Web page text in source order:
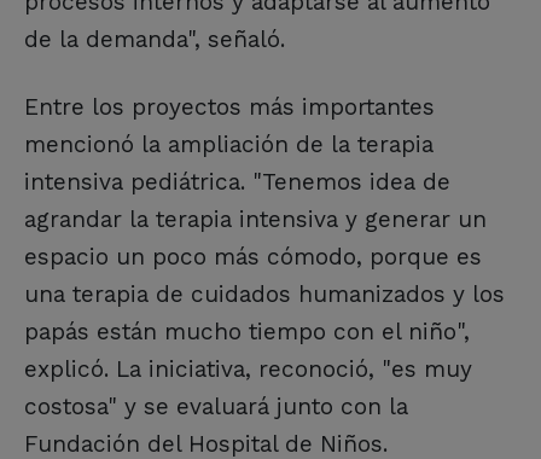
de la demanda", señaló.
Entre los proyectos más importantes
mencionó la ampliación de la terapia
intensiva pediátrica. "Tenemos idea de
agrandar la terapia intensiva y generar un
espacio un poco más cómodo, porque es
una terapia de cuidados humanizados y los
papás están mucho tiempo con el niño",
explicó. La iniciativa, reconoció, "es muy
costosa" y se evaluará junto con la
Fundación del Hospital de Niños.